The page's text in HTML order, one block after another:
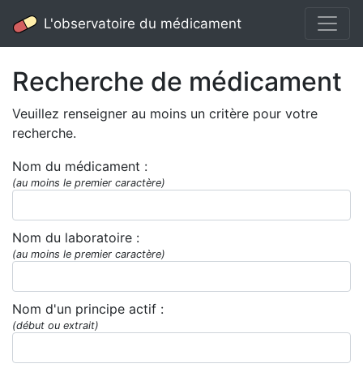
L'observatoire du médicament
Recherche de médicament
Veuillez renseigner au moins un critère pour votre
recherche.
Nom du médicament :
(au moins le premier caractère)
Nom du laboratoire :
(au moins le premier caractère)
Nom d'un principe actif :
(début ou extrait)